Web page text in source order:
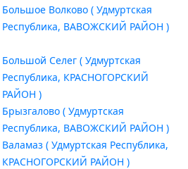
Большое Волково ( Удмуртская
Республика, ВАВОЖСКИЙ РАЙОН )
Большой Селег ( Удмуртская
Республика, КРАСНОГОРСКИЙ
РАЙОН )
Брызгалово ( Удмуртская
Республика, ВАВОЖСКИЙ РАЙОН )
Валамаз ( Удмуртская Республика,
КРАСНОГОРСКИЙ РАЙОН )